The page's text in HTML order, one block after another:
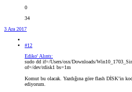
0
34
3 Ara 2017
#12
Ediko' Alıntı:
sudo dd if=/Users/osx/Downloads/
of=/dev/rdisk1 bs=1m
Komut bu olacak. Yazdığına göre flash DİSK’in
ediyorum.